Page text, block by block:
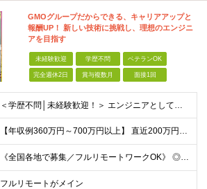
GMOグループだからできる、キャリアアップと
報酬UP！ 新しい技術に挑戦し、理想のエンジニ
アを目指す
未経験歓迎 学歴不問 ベテランOK
完全週休2日 賞与複数月 面接1回
＜学歴不問│未経験歓迎！＞ エンジニアとしての実務経験をお持ちでない方も！ ◎未経験者も手厚くサポート！ └IT経験がなくても、研修制度や先輩エンジニアの支援が充実しており、ゼロからでも安心してチャ
【年収例360万円～700万円以上】 直近200万円UPした例もあり！ ＜月給例＞ ・経験8年以上：月給54万円～＋決算賞与 ・経験5年以上：月給45万円～＋決算賞与 ・経験3年以上：月給35万円～
《全国各地で募集／フルリモートワークOK》 ◎ご自宅から参画できるプロジェクトをご用意します！ ◎転居を伴う転勤はありません ※北海道から沖縄まで、全国各地にお住まいのエンジニアを歓迎！ ※職種・経
フルリモートがメイン